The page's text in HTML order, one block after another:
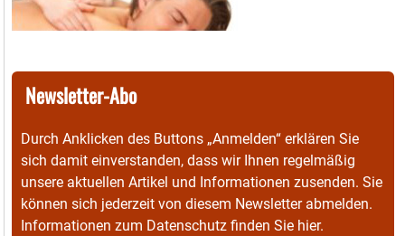
Newsletter-Abo
Durch Anklicken des Buttons „Anmelden“ erklären Sie
sich damit einverstanden, dass wir Ihnen regelmäßig
unsere aktuellen Artikel und Informationen zusenden. Sie
können sich jederzeit von diesem Newsletter abmelden.
Informationen zum Datenschutz finden Sie hier.